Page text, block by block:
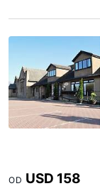
OD USD 158